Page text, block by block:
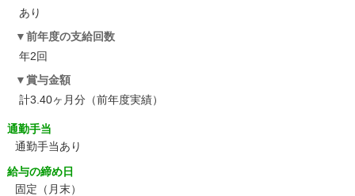
あり
前年度の支給回数
年2回
賞与金額
計3.40ヶ月分（前年度実績）
通勤手当
通勤手当あり
給与の締め日
固定（月末）